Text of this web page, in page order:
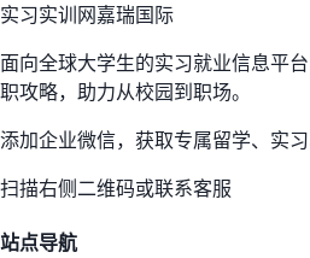
实习实训网嘉瑞国际
面向全球大学生的实习就业信息平
职攻略，助力从校园到职场。
添加企业微信，获取专属留学、实
扫描右侧二维码或联系客服
站点导航